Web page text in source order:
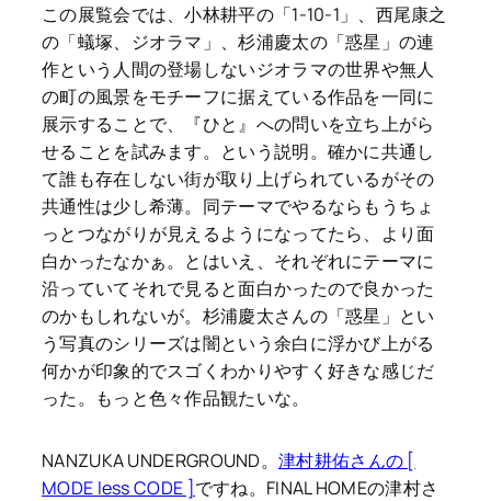
この展覧会では、小林耕平の「1-10-1」、西尾康之
の「蟻塚、ジオラマ」、杉浦慶太の「惑星」の連
作という人間の登場しないジオラマの世界や無人
の町の風景をモチーフに据えている作品を一同に
展示することで、『ひと』への問いを立ち上がら
せることを試みます。という説明。確かに共通し
て誰も存在しない街が取り上げられているがその
共通性は少し希薄。同テーマでやるならもうちょ
っとつながりが見えるようになってたら、より面
白かったなかぁ。とはいえ、それぞれにテーマに
沿っていてそれで見ると面白かったので良かった
のかもしれないが。杉浦慶太さんの「惑星」とい
う写真のシリーズは闇という余白に浮かび上がる
何かが印象的でスゴくわかりやすく好きな感じだ
った。もっと色々作品観たいな。
NANZUKA UNDERGROUND。津村耕佑さんの [
MODE less CODE ]ですね。FINAL HOMEの津村さ